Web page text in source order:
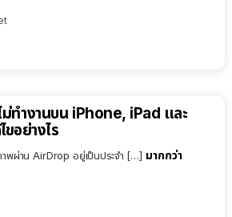
ทำงานบน iPhone, iPad และ
อย่างไร
พผ่าน AirDrop อยู่เป็นประจำ […] มากกว่า